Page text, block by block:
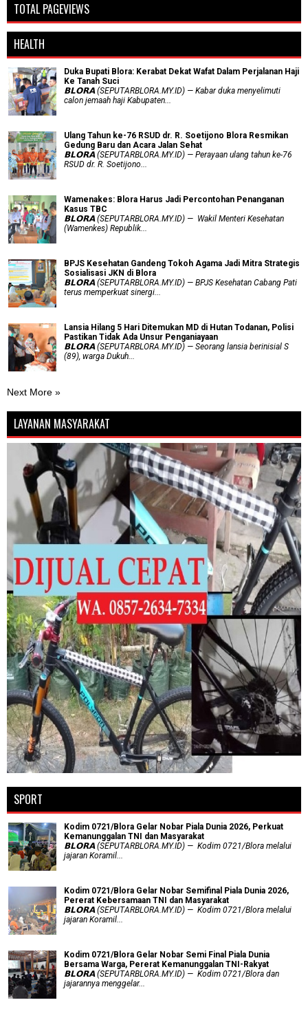
TOTAL PAGEVIEWS
HEALTH
Duka Bupati Blora: Kerabat Dekat Wafat Dalam Perjalanan Haji
Ke Tanah Suci
𝗕𝗟𝗢𝗥𝗔 (SEPUTARBLORA.MY.ID) — Kabar duka menyelimuti
calon jemaah haji Kabupaten...
Ulang Tahun ke-76 RSUD dr. R. Soetijono Blora Resmikan
Gedung Baru dan Acara Jalan Sehat
𝗕𝗟𝗢𝗥𝗔 (SEPUTARBLORA.MY.ID) — Perayaan ulang tahun ke-76
RSUD dr. R. Soetijono...
Wamenakes: Blora Harus Jadi Percontohan Penanganan
Kasus TBC
𝗕𝗟𝗢𝗥𝗔 (SEPUTARBLORA.MY.ID) — Wakil Menteri Kesehatan
(Wamenkes) Republik...
BPJS Kesehatan Gandeng Tokoh Agama Jadi Mitra Strategis
Sosialisasi JKN di Blora
𝗕𝗟𝗢𝗥𝗔 (SEPUTARBLORA.MY.ID) — BPJS Kesehatan Cabang Pati
terus memperkuat sinergi...
Lansia Hilang 5 Hari Ditemukan MD di Hutan Todanan, Polisi
Pastikan Tidak Ada Unsur Penganiayaan
𝗕𝗟𝗢𝗥𝗔 (SEPUTARBLORA.MY.ID) — Seorang lansia berinisial S
(89), warga Dukuh...
Next More »
LAYANAN MASYARAKAT
SPORT
Kodim 0721/Blora Gelar Nobar Piala Dunia 2026, Perkuat
Kemanunggalan TNI dan Masyarakat
𝗕𝗟𝗢𝗥𝗔 (SEPUTARBLORA.MY.ID) — Kodim 0721/Blora melalui
jajaran Koramil...
Kodim 0721/Blora Gelar Nobar Semifinal Piala Dunia 2026,
Pererat Kebersamaan TNI dan Masyarakat
𝗕𝗟𝗢𝗥𝗔 (SEPUTARBLORA.MY.ID) — Kodim 0721/Blora melalui
jajaran Koramil...
Kodim 0721/Blora Gelar Nobar Semi Final Piala Dunia
Bersama Warga, Pererat Kemanunggalan TNI-Rakyat
𝗕𝗟𝗢𝗥𝗔 (SEPUTARBLORA.MY.ID) — Kodim 0721/Blora dan
jajarannya menggelar...